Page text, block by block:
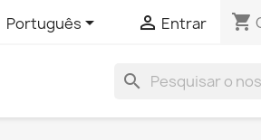
Português  Entrar shopping_cart
search